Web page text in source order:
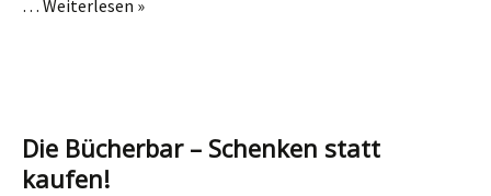
… Weiterlesen »
Die Bücherbar – Schenken statt
kaufen!